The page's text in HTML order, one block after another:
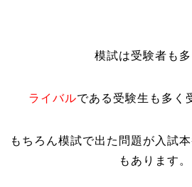
模試は受験者も多
ライバルである受験生も多く
もちろん模試で出た問題が入試
もあります。